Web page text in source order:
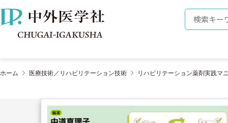
株式会社 中外医学社 検索キーワ
ホーム 医療技術／リハビリテーション技術 リハビリテーション薬剤実践マ